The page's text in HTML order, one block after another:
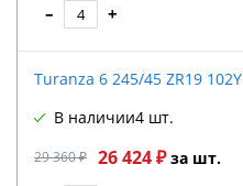
– +
Turanza 6 245/45 ZR19 102Y
29 360 ₽ 26 424 ₽за шт.
В наличии4 шт.